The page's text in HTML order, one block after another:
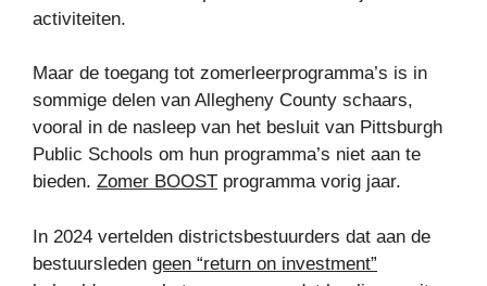
activiteiten.
Maar de toegang tot zomerleerprogramma’s is in
sommige delen van Allegheny County schaars,
vooral in de nasleep van het besluit van Pittsburgh
Public Schools om hun programma’s niet aan te
bieden. Zomer BOOST programma vorig jaar.
In 2024 vertelden districtsbestuurders dat aan de
bestuursleden geen “return on investment”